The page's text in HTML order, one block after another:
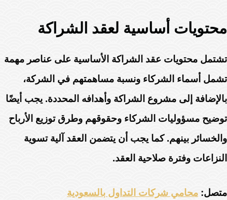
محتويات أساسية لعقد الشراكة
تشتمل محتويات عقد الشراكة الأساسية على عناصر مهمة
تشمل أسماء الشركاء ونسبة مساهمتهم في الشركة،
بالإضافة إلى مشروع الشراكة وأهدافه المحددة. يجب أيضًا
توضيح مسؤوليات الشركاء وحقوقهم وطرق توزيع الأرباح
والخسائر بينهم. كما يجب أن يتضمن العقد آلية تسوية
النزاعات وفترة صلاحية العقد.
متصل: محامي شركات التداول بالسعودية